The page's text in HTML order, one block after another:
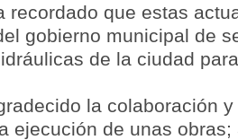
recordado que estas
gobierno municipal de
de la ciudad
la colaboración
ejecución de unas